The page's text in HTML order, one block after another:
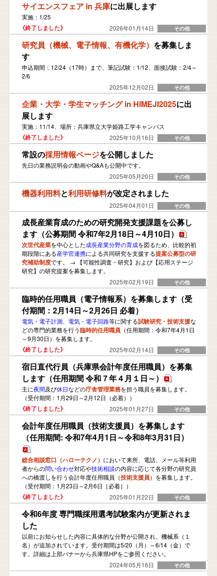
2026年01月14日
サイエンスフェア in 兵庫に出展します
実施：1/25
2025年12月02日
研究員（機械、電子情報、有機化学） を募集しま
す
申込期間：12/24（17時）まで、筆記試験：1/12、面接試験：2/4～
2/6
2025年10月16日
企業・大学・学生マッチング in HIMEJI2025に出
展します
実施：11/14、場所：兵庫県立大学姫路工学キャンパス
2025年05月20日
常設の採用情報ページを公開しました
先日の業務説明会の動画やQ&Aも公開中です。
2025年04月01日
機器利用料と利用研修料が改定されました
2025年02月19日
成長産業育成のための研究開発支援課題を公募し
ます（公募期間 令和7年2月18日～4月10日）
次世代産業を中心とした成長産業分野の育成を図るため、比較的初
期段階にある産学官連携による共同研究を支援する提案公募型の研
究補助制度です。 → 【可能性調査・研究】および【応用ステージ
研究】の研究提案を募集します。
2025年02月14日
臨時的任用職員（電子情報系）を募集します（受
付期間：2月14日～2月26日 必着）
電気・電子計測 電気・電子回路等に関する試験研究・技術支援な
どの専門的業務を行う臨時的任用職員 （任用期間：令和7年4月1日
～9月30日）を募集します。
2025年01月27日
宿日直代行員（兵庫県会計年度任用職員）を募集
します（任用期間 令和７年４月１日～）
主に夜間及び休日などの庁舎管理業務を担う職員を募集します。
（受付期間：1月29日～2月12日（必着））
2025年01月22日
会計年度任用職員（技術支援員）を募集します
（任用期間: 令和7年4月1日～令和8年3月31日）
総合相談窓口（ハローテクノ） において来所、電話、メール等利用
者からの問い合わせ対応や技術相談の内容に応じて各分野の研究員
への橋渡しを行う会計年度任用職員（技術支援員）を募集します。
（受付期間：1月23日～2月6日［必着］）
2024年05月16日
令和6年度 専門職採用選考試験案内が更新されま
した
以前にお知らせした内容に具体的な分野が公開され、機械系（１
名）が追加されています。受付期間は5/20（月）～6/14（金）で
す。詳細は上部バナーから兵庫県HPをご参照ください。